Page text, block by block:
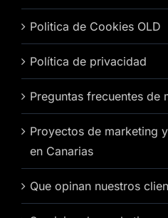
Politica de Cookies OLD
Política de privacidad
Preguntas frecuentes de
Proyectos de marketing
en Canarias
Que opinan nuestros